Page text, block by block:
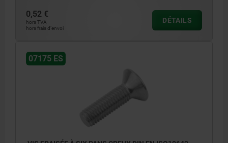
0,52 €
hors TVA
hors frais d’envoi
DÉTAILS
07175 ES